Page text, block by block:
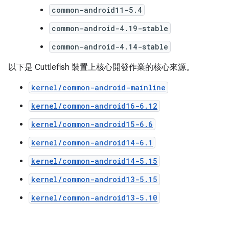
common-android11-5.4
common-android-4.19-stable
common-android-4.14-stable
以下是 Cuttlefish 裝置上核心開發作業的核心來源。
kernel/common-android-mainline
kernel/common-android16-6.12
kernel/common-android15-6.6
kernel/common-android14-6.1
kernel/common-android14-5.15
kernel/common-android13-5.15
kernel/common-android13-5.10